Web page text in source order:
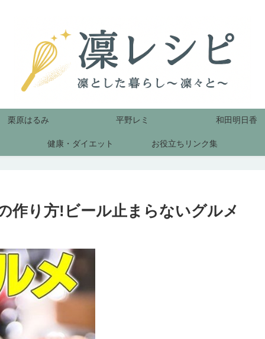
栗原はるみ 平野レミ 和田明日香
健康・ダイエット お役立ちリンク集
作り方!ビール止まらないグルメ